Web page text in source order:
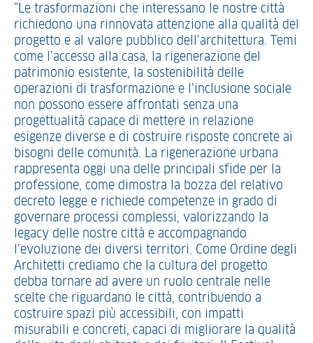
“Le trasformazioni che interessano le nostre città
richiedono una rinnovata attenzione alla qualità del
progetto e al valore pubblico dell’architettura. Temi
come l’accesso alla casa, la rigenerazione del
patrimonio esistente, la sostenibilità delle
operazioni di trasformazione e l’inclusione sociale
non possono essere affrontati senza una
progettualità capace di mettere in relazione
esigenze diverse e di costruire risposte concrete ai
bisogni delle comunità. La rigenerazione urbana
rappresenta oggi una delle principali sfide per la
professione, come dimostra la bozza del relativo
decreto legge e richiede competenze in grado di
governare processi complessi, valorizzando la
legacy delle nostre città e accompagnando
l’evoluzione dei diversi territori. Come Ordine degli
Architetti crediamo che la cultura del progetto
debba tornare ad avere un ruolo centrale nelle
scelte che riguardano le città, contribuendo a
costruire spazi più accessibili, con impatti
misurabili e concreti, capaci di migliorare la qualità